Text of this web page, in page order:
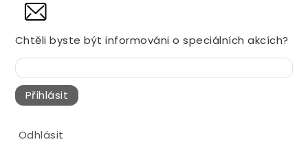
Chtěli byste být informováni o speciálních akcích?
Přihlásit
Odhlásit